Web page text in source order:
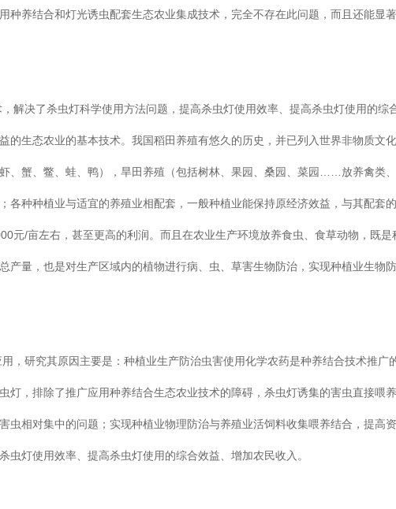
种养结合和灯光诱虫配套生态农业集成技术，完全不存在此问题，而且还能显
解决了杀虫灯科学使用方法问题，提高杀虫灯使用效率、提高杀虫灯使用的综
的生态农业的基本技术。我国稻田养殖有悠久的历史，并已列入世界非物质文
、蟹、鳖、蛙、鸭），旱田养殖（包括树林、果园、桑园、菜园……放养禽类
各种种植业与适宜的养殖业相配套，一般种植业能保持原经济效益，与其配套
元/亩左右，甚至更高的利润。而且在农业生产环境放养食虫、食草动物，既是
产量，也是对生产区域内的植物进行病、虫、草害生物防治，实现种植业生物
，研究其原因主要是：种植业生产防治虫害使用化学农药是种养结合技术推广
灯，排除了推广应用种养结合生态农业技术的障碍，杀虫灯诱集的害虫直接喂
虫相对集中的问题；实现种植业物理防治与养殖业活饲料收集喂养结合，提高
虫灯使用效率、提高杀虫灯使用的综合效益、增加农民收入。